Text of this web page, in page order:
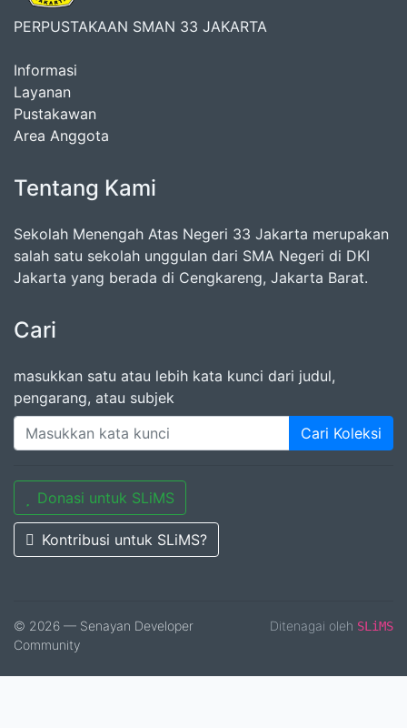
PERPUSTAKAAN SMAN 33 JAKARTA
Informasi
Layanan
Pustakawan
Area Anggota
Tentang Kami
Sekolah Menengah Atas Negeri 33 Jakarta merupakan
salah satu sekolah unggulan dari SMA Negeri di DKI
Jakarta yang berada di Cengkareng, Jakarta Barat.
Cari
masukkan satu atau lebih kata kunci dari judul,
pengarang, atau subjek
Cari Koleksi
Donasi untuk SLiMS
Kontribusi untuk SLiMS?
© 2026 — Senayan Developer
Community
Ditenagai oleh SLiMS